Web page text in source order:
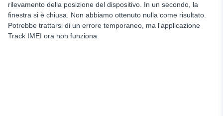
rilevamento della posizione del dispositivo. In un secondo, la
finestra si è chiusa. Non abbiamo ottenuto nulla come risultato.
Potrebbe trattarsi di un errore temporaneo, ma l'applicazione
Track IMEI ora non funziona.